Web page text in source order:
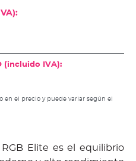
(incluido IVA):
en el precio y puede variar según el
Elite es el equilibrio